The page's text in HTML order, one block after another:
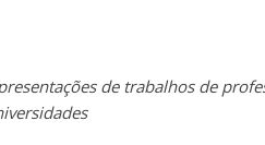
de trabalhos de